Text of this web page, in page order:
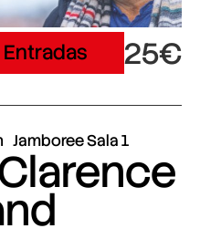
Entradas 25€
Jamboree Sala 1